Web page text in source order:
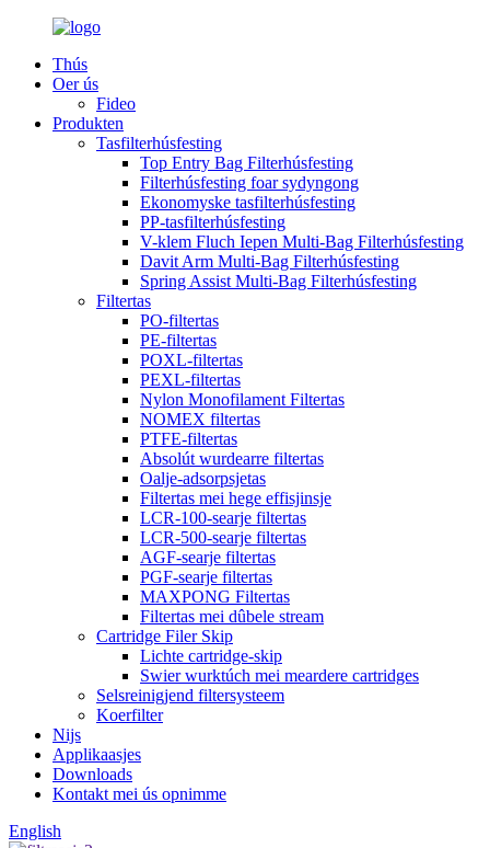
Thús
Oer ús
Fideo
Produkten
Tasfilterhúsfesting
Top Entry Bag Filterhúsfesting
Filterhúsfesting foar sydyngong
Ekonomyske tasfilterhúsfesting
PP-tasfilterhúsfesting
V-klem Fluch Iepen Multi-Bag Filterhúsfesting
Davit Arm Multi-Bag Filterhúsfesting
Spring Assist Multi-Bag Filterhúsfesting
Filtertas
PO-filtertas
PE-filtertas
POXL-filtertas
PEXL-filtertas
Nylon Monofilament Filtertas
NOMEX filtertas
PTFE-filtertas
Absolút wurdearre filtertas
Oalje-adsorpsjetas
Filtertas mei hege effisjinsje
LCR-100-searje filtertas
LCR-500-searje filtertas
AGF-searje filtertas
PGF-searje filtertas
MAXPONG Filtertas
Filtertas mei dûbele stream
Cartridge Filer Skip
Lichte cartridge-skip
Swier wurktúch mei meardere cartridges
Selsreinigjend filtersysteem
Koerfilter
Nijs
Applikaasjes
Downloads
Kontakt mei ús opnimme
English